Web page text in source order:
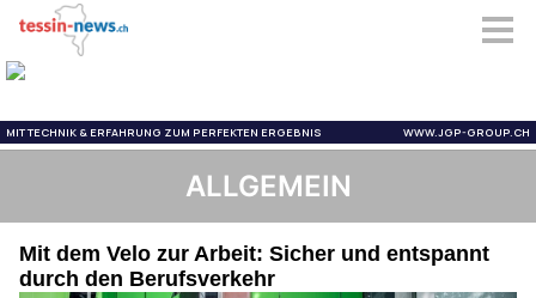
ALLGEMEIN
Mit dem Velo zur Arbeit: Sicher und entspannt
durch den Berufsverkehr